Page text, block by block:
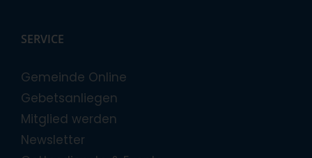
SERVICE
Gemeinde Online
Gebetsanliegen
Mitglied werden
Newsletter